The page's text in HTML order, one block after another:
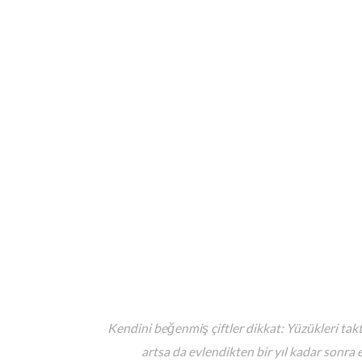
Kendini beğenmiş çiftler dikkat: Yüzükleri
artsa da evlendikten bir yıl kadar